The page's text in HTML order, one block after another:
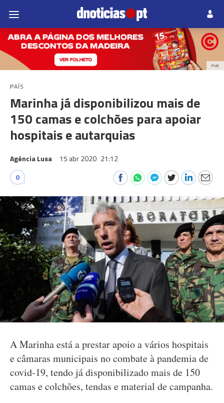
PUB
PAÍS
Marinha já disponibilizou mais de
150 camas e colchões para apoiar
hospitais e autarquias
Agência Lusa 15 abr 2020 21:12
0
A Marinha está a prestar apoio a vários hospitais
e câmaras municipais no combate à pandemia de
covid-19, tendo já disponibilizado mais de 150
camas e colchões, tendas e material de campanha.